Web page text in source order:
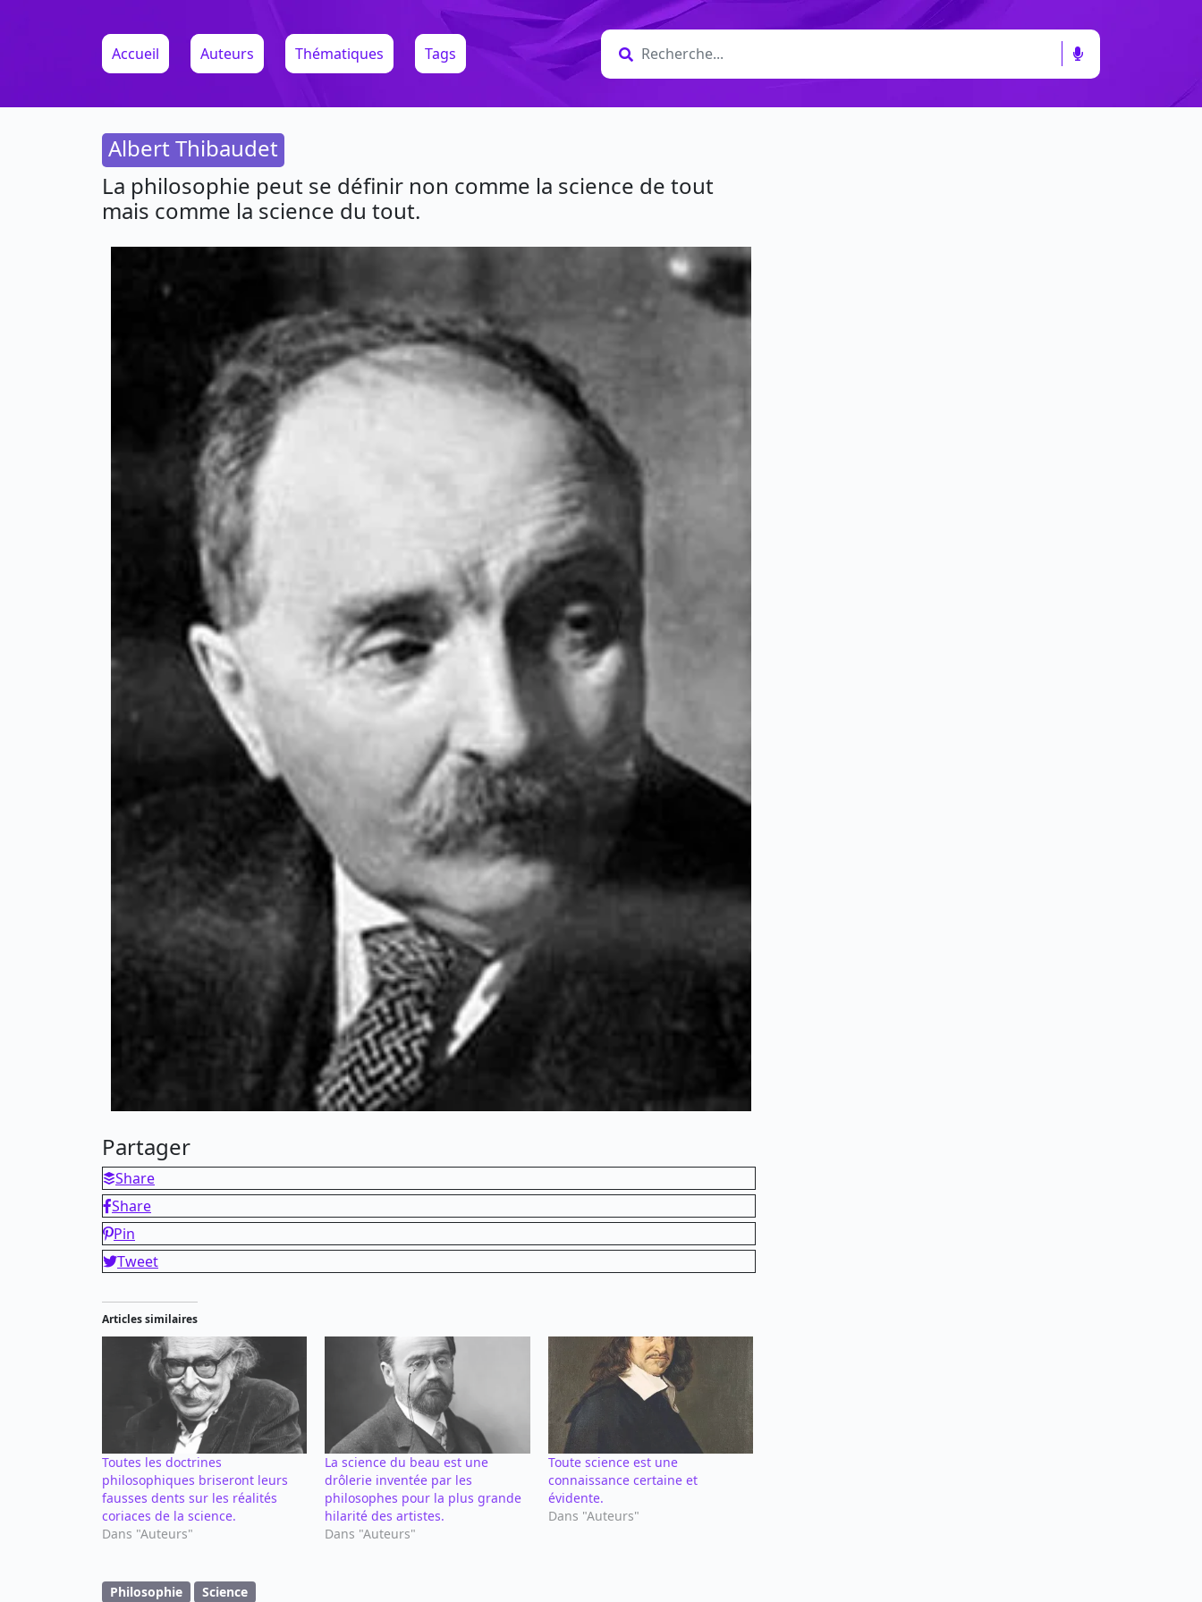
Accueil Auteurs Thématiques Tags
Albert Thibaudet
La philosophie peut se définir non comme la science de tout
mais comme la science du tout.
Partager
Share
Share
Pin
Tweet
Articles similaires
Toutes les doctrines
philosophiques briseront leurs
fausses dents sur les réalités
coriaces de la science.
Dans "Auteurs"
La science du beau est une
drôlerie inventée par les
philosophes pour la plus grande
hilarité des artistes.
Dans "Auteurs"
Toute science est une
connaissance certaine et
évidente.
Dans "Auteurs"
Philosophie Science